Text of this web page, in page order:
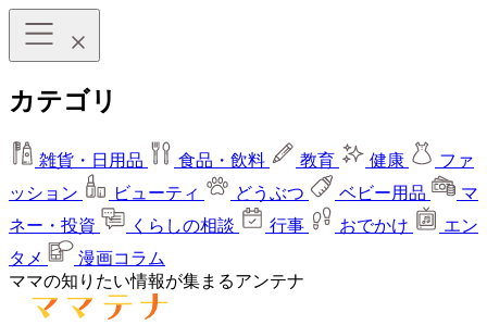
カテゴリ
雑貨・日用品 食品・飲料 教育 健康
ファ
ッション
ビューティ どうぶつ ベビー用品
マ
ネー・投資
くらしの相談 行事 おでかけ
エン
タメ
漫画コラム
ママの知りたい情報が集まるアンテナ